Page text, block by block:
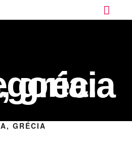
grécia
GRÉCIA